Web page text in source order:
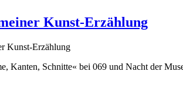
Kunst-Erzählung
Kanten, Schnitte« bei 069 und Nacht der